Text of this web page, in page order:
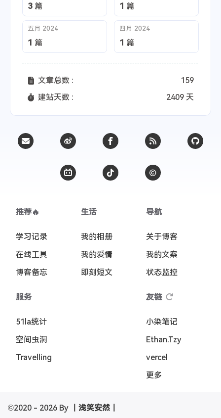
3 篇 1 篇
五月 2024
1 篇
四月 2024
1 篇
文章总数 :
159
建站天数 :
2409 天
推荐🔥
学习记录
在线工具
博客备忘
生活
我的相册
我的爱情
即刻短文
导航
关于博客
我的文案
状态监控
服务
51la统计
空间虫洞
Travelling
友链
小染笔记
Ethan.Tzy
vercel
更多
©2020 - 2026 By 丨浅笑安然丨